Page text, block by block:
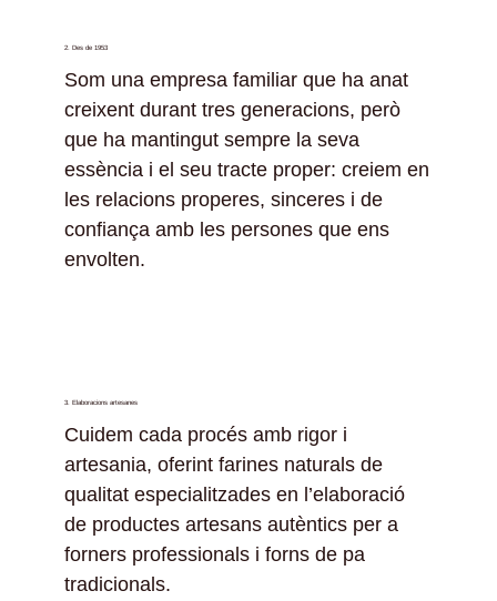
2. Des de 1953
Som una empresa familiar que ha anat
creixent durant tres generacions, però
que ha mantingut sempre la seva
essència i el seu tracte proper: creiem en
les relacions properes, sinceres i de
confiança amb les persones que ens
envolten.
3. Elaboracions artesanes
Cuidem cada procés amb rigor i
artesania, oferint farines naturals de
qualitat especialitzades en l’elaboració
de productes artesans autèntics per a
forners professionals i forns de pa
tradicionals.